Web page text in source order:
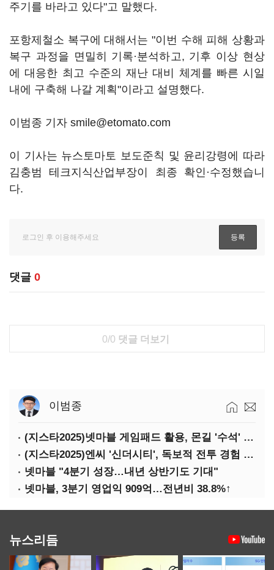
주기를 바라고 있다"고 말했다.
포항제철소 복구에 대해서는 "이번 수해 피해 상황과
복구 과정을 면밀히 기록·분석하고, 기후 이상 현상
에 대응한 최고 수준의 재난 대비 체계를 빠른 시일
내에 구축해 나갈 계획"이라고 설명했다.
이범종 기자 smile@etomato.com
이 기사는 뉴스토마토 보도준칙 및 윤리강령에 따라
김충범 테크지식산업부장이 최종 확인·수정했습니
다.
댓글 0
0/0 댓글 더보기
이범종
(지스타2025)넷마블 게임패드 활용, 몬길 '수석' 7대죄 '차석'
(지스타2025)엔씨 '신더시티', 독보적 전투 경험 필요
넷마블 "4분기 성장…내년 상반기도 기대"
넷마블, 3분기 영업익 909억…전년비 38.8%↑
뉴스리듬